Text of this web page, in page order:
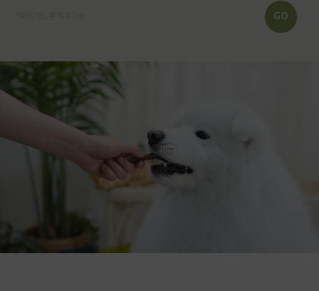
GO